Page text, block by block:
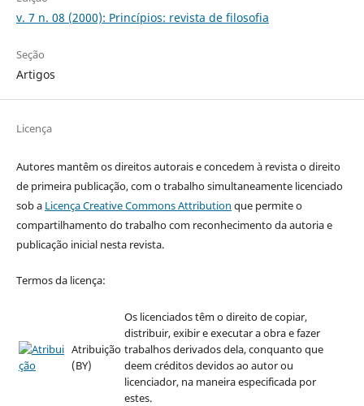
v. 7 n. 08 (2000): Princí­pios: revista de filosofia
Seção
Artigos
Licença
Autores mantêm os direitos autorais e concedem à revista o direito
de primeira publicação, com o trabalho simultaneamente licenciado
sob a Licença Creative Commons Attribution que permite o
compartilhamento do trabalho com reconhecimento da autoria e
publicação inicial nesta revista.
Termos da licença:
Atribuição
(BY)
Os licenciados têm o direito de copiar,
distribuir, exibir e executar a obra e fazer
trabalhos derivados dela, conquanto que
deem créditos devidos ao autor ou
licenciador, na maneira especificada por
estes.